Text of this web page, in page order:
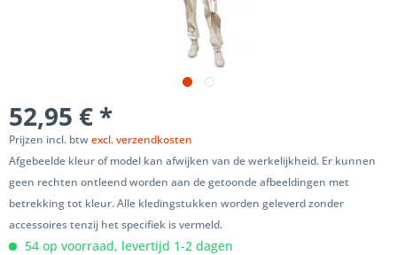
52,95 € *
Prijzen incl. btwexcl. verzendkosten
Afgebeelde kleur of model kan afwijken van de werkelijkheid. Er kunnen
geen rechten ontleend worden aan de getoonde afbeeldingen met
betrekking tot kleur. Alle kledingstukken worden geleverd zonder
accessoires tenzij het specifiek is vermeld.
54 op voorraad, levertijd 1-2 dagen